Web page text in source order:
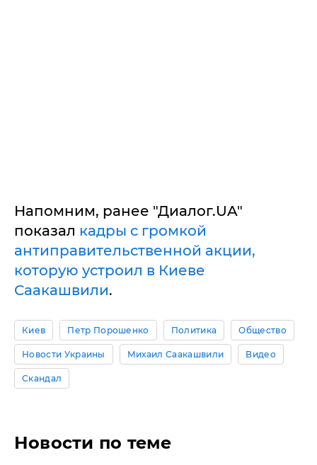
Напомним, ранее "Диалог.UA"
показал кадры с громкой
антиправительственной акции,
которую устроил в Киеве
Саакашвили.
Киев Петр Порошенко Политика Общество
Новости Украины Михаил Саакашвили Видео
Скандал
Новости по теме